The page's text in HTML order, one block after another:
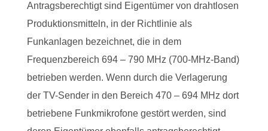
Antragsberechtigt sind Eigentümer von drahtlosen
Produktionsmitteln, in der Richtlinie als
Funkanlagen bezeichnet, die in dem
Frequenzbereich 694 – 790 MHz (700-MHz-Band)
betrieben werden. Wenn durch die Verlagerung
der TV-Sender in den Bereich 470 – 694 MHz dort
betriebene Funkmikrofone gestört werden, sind